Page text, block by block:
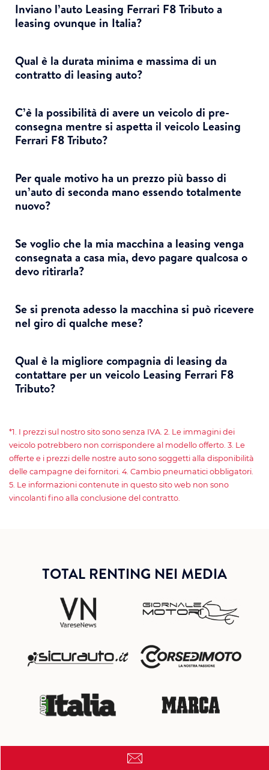
Inviano l’auto Leasing Ferrari F8 Tributo a
leasing ovunque in Italia?
Qual è la durata minima e massima di un
contratto di leasing auto?
C’è la possibilità di avere un veicolo di pre-
consegna mentre si aspetta il veicolo Leasing
Ferrari F8 Tributo?
Per quale motivo ha un prezzo più basso di
un’auto di seconda mano essendo totalmente
nuovo?
Se voglio che la mia macchina a leasing venga
consegnata a casa mia, devo pagare qualcosa o
devo ritirarla?
Se si prenota adesso ​​la macchina si può ricevere
nel giro di qualche mese?
Qual è la migliore compagnia di leasing da
contattare per un veicolo Leasing Ferrari F8
Tributo?
*1. I prezzi sul nostro sito sono senza IVA. 2. Le immagini dei
veicolo potrebbero non corrispondere al modello offerto. 3. Le
offerte e i prezzi delle nostre auto sono soggetti alla disponibilità
delle campagne dei fornitori. 4. Cambio pneumatici obbligatori.
5. Le informazioni contenute in questo sito web non sono
vincolanti fino alla conclusione del contratto.
TOTAL RENTING NEI MEDIA